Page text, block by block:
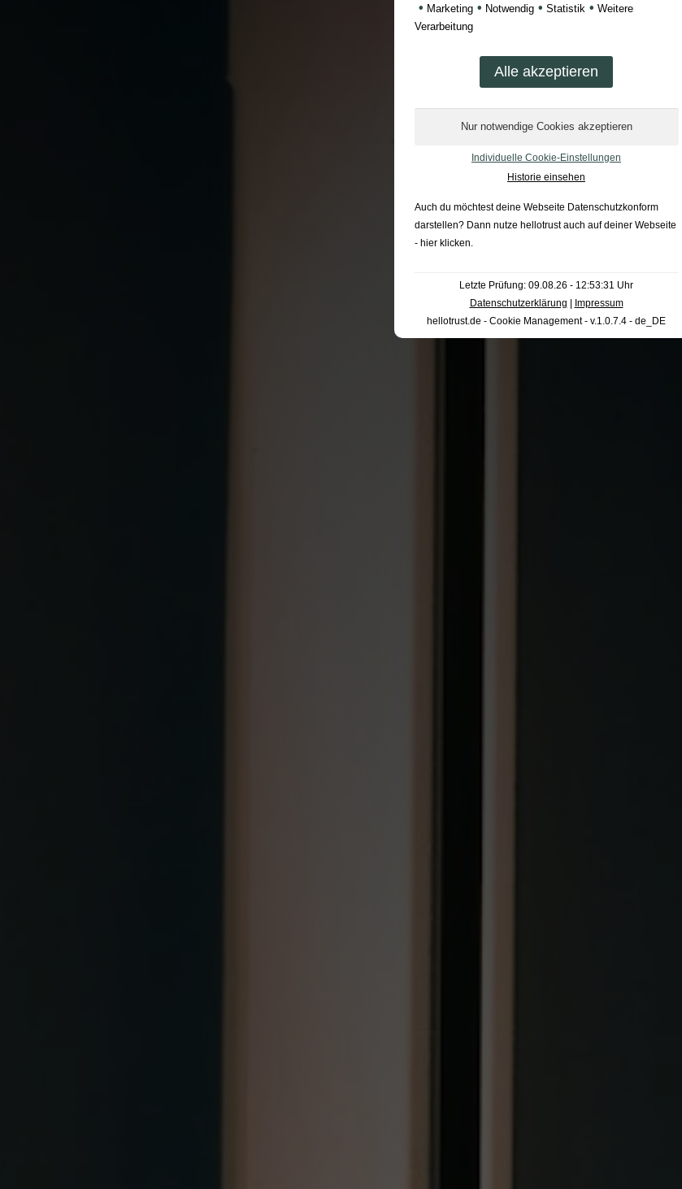
• Marketing • Notwendig • Statistik • Weitere
Verarbeitung
Individuelle Cookie-Einstellungen
Historie einsehen
Auch du möchtest deine Webseite Datenschutzkonform
darstellen? Dann nutze hellotrust auch auf deiner Webseite
- hier klicken.
Letzte Prüfung: 09.08.26 - 12:53:31 Uhr
Datenschutzerklärung
Impressum
hellotrust.de - Cookie Management - v.1.0.7.4 - de_DE